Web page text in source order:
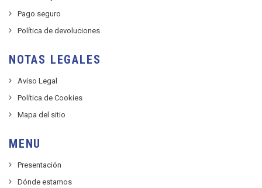
Pago seguro
Política de devoluciones
NOTAS LEGALES
Aviso Legal
Política de Cookies
Mapa del sitio
MENU
Presentación
Dónde estamos